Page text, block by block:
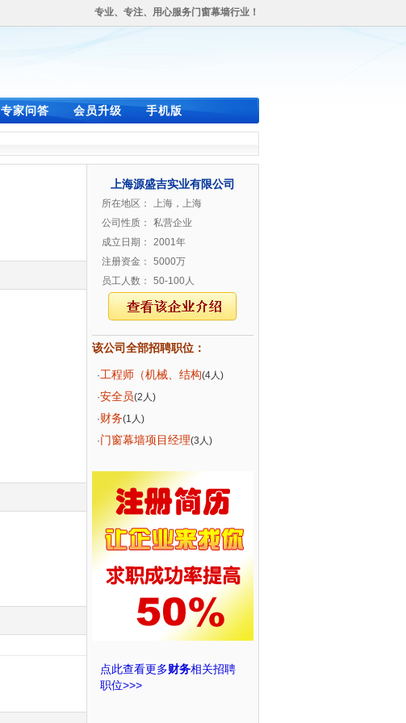
专业、专注、用心服务门窗幕墙行业！
专家问答 会员升级 手机版
上海源盛吉实业有限公司
所在地区：
上海，上海
公司性质：
私营企业
成立日期：
2001年
注册资金：
5000万
员工人数：
50-100人
该公司全部招聘职位：
·工程师（机械、结构(4人)
·安全员(2人)
·财务(1人)
·门窗幕墙项目经理(3人)
点此查看更多财务相关招聘
职位>>>